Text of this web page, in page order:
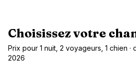
Choisissez votre
Prix pour 1 nuit, 2 voyageurs, 1 chien ·
2026